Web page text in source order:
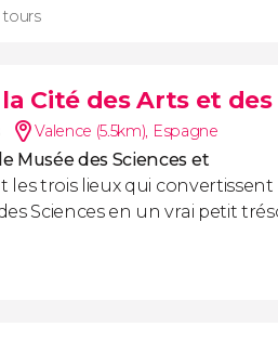
tours
Cité des Arts et des
Valence (5.5km), Espagne
Musée des Sciences et
les trois lieux qui convertissent
Sciences en un vrai petit